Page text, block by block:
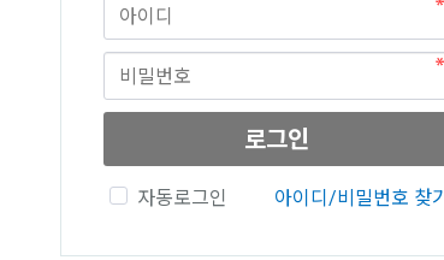
로그인
자동로그인 아이디/비밀번호 찾기